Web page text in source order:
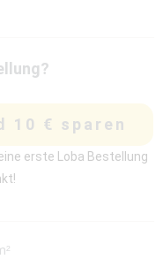
10 € sparen
erste Loba Bestellung